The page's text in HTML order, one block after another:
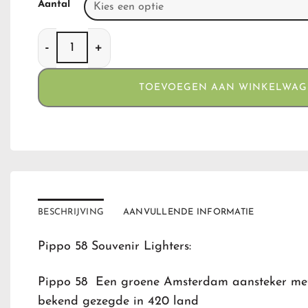
Aantal
Pippo 58 Souvenir Lighters aantal
TOEVOEGEN AAN
BESCHRIJVING AANVULLENDE INFORMATIE
Pippo 58 Souvenir Lighters:
Pippo 58 Een groene Amsterdam aansteker
bekend gezegde in 420 land